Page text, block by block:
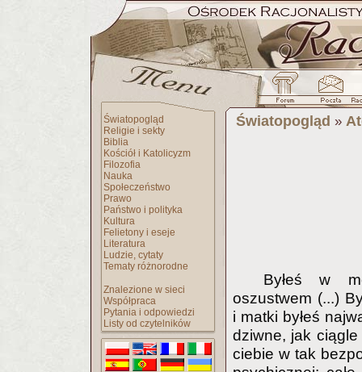
Światopogląd
Religie i sekty
Biblia
Kościół i Katolicyzm
Filozofia
Nauka
Społeczeństwo
Prawo
Państwo i polityka
Kultura
Felietony i eseje
Literatura
Ludzie, cytaty
Tematy różnorodne
Znalezione w sieci
Współpraca
Pytania i odpowiedzi
Listy od czytelników
Światopogląd »
Byłeś w
oszustwem (...)
i matki byłeś
dziwne, jak
ciebie w tak